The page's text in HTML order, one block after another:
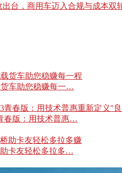
台，商用车迈入合规与成本双
货车助您稳赚每一…
春版：用技术普惠…
卡友轻松多拉多…